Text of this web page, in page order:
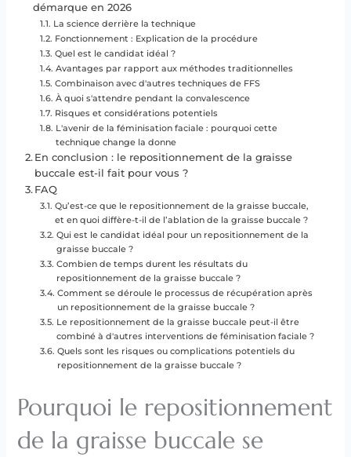
démarque en 2026
La science derrière la technique
Fonctionnement : Explication de la procédure
Quel est le candidat idéal ?
Avantages par rapport aux méthodes traditionnelles
Combinaison avec d'autres techniques de FFS
À quoi s'attendre pendant la convalescence
Risques et considérations potentiels
L'avenir de la féminisation faciale : pourquoi cette
technique change la donne
En conclusion : le repositionnement de la graisse
buccale est-il fait pour vous ?
FAQ
Qu’est-ce que le repositionnement de la graisse buccale,
et en quoi diffère-t-il de l’ablation de la graisse buccale ?
Qui est le candidat idéal pour un repositionnement de la
graisse buccale ?
Combien de temps durent les résultats du
repositionnement de la graisse buccale ?
Comment se déroule le processus de récupération après
un repositionnement de la graisse buccale ?
Le repositionnement de la graisse buccale peut-il être
combiné à d'autres interventions de féminisation faciale ?
Quels sont les risques ou complications potentiels du
repositionnement de la graisse buccale ?
Pourquoi le repositionnement
de la graisse buccale se